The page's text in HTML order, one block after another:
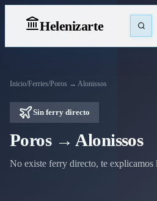
Helenizarte
Inicio/Ferries/Poros → Alonissos
Sin ferry directo
Poros → Alonissos
No existe ferry directo, te explicamos